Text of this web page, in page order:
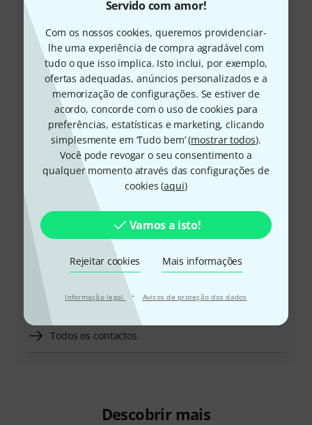
Servido com amor!
Com os nossos cookies, queremos providenciar-
lhe uma experiência de compra agradável com
tudo o que isso implica. Isto inclui, por exemplo,
ofertas adequadas, anúncios personalizados e a
memorização de configurações. Se estiver de
acordo, concorde com o uso de cookies para
preferências, estatísticas e marketing, clicando
simplesmente em ‘Tudo bem’ (mostrar todos).
Você pode revogar o seu consentimento a
qualquer momento através das configurações de
cookies (aqui)
Vamos a isto!
Rejeitar cookies Mais informações
Informação legal · Avisos de proteção dos dados
+49-9546-9223-645
A nossa equipa de apoio ao cliente está aqui para o
ajudar com quaisquer questões ou problemas
Ter número de cliente à mão
Horários comerciais (CEST - Horário de
verão da Europa Central)
Solicitar devolução da chamada
Outras formas de entrar em contacto connosco
Devolver produto
Todos os contactos
Descobrir mais